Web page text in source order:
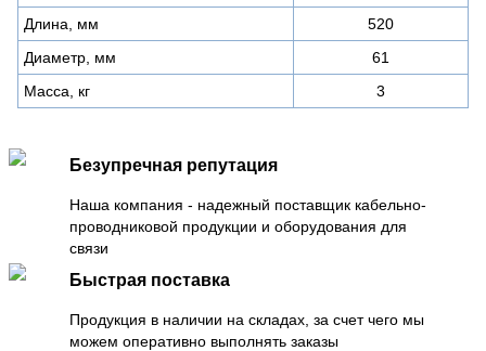
Длина, мм
520
Диаметр, мм
61
Масса, кг
3
Безупречная репутация
Наша компания - надежный поставщик кабельно-
проводниковой продукции и оборудования для
связи
Быстрая поставка
Продукция в наличии на складах, за счет чего мы
можем оперативно выполнять заказы